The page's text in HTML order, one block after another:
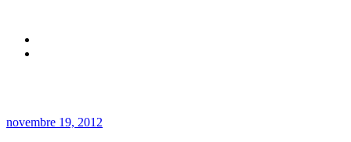
novembre 19, 2012